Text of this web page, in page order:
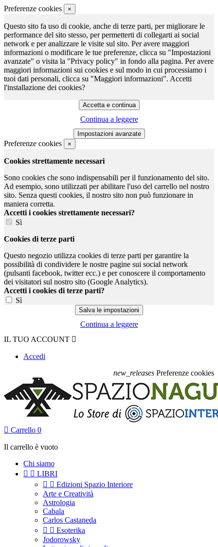
Preferenze cookies ×
Questo sito fa uso di cookie, anche di terze parti, per migliorare le
performance del sito stesso, per permetterti di collegarti ai social
network e per analizzare le visite sul sito. Per avere maggiori
informazioni o modificare le tue preferenze, clicca su "Impostazioni
avanzate" o visita la "Privacy policy" in fondo alla pagina. Per avere
maggiori informazioni sui cookies e sul modo in cui processiamo i
tuoi dati personali, clicca su "Maggiori informazioni". Accetti
l'installazione dei cookies?
Continua a leggere
Preferenze cookies ×
Cookies strettamente necessari
Sono cookies che sono indispensabili per il funzionamento del sito.
Ad esempio, sono utilizzati per abilitare l'uso del carrello nel nostro
sito. Senza questi cookies, il nostro sito non può funzionare in
maniera corretta.
Accetti i cookies strettamente necessari?
Sì
Cookies di terze parti
Questo negozio utilizza cookies di terze parti per garantire la
possibilità di condividere le nostre pagine sui social network
(pulsanti facebook, twitter ecc.) e per conoscere il comportamento
dei visitatori sul nostro sito (Google Analytics).
Accetti i cookies di terze parti?
Sì
Continua a leggere
IL TUO ACCOUNT 
Accedi
new_releases Preferenze cookies
 Carrello 0
Il carrello è vuoto
Chi siamo
  LIBRI
  Edizioni Spazio Interiore
Arte e Creatività
Astrologia
Cabala
Carlos Castaneda
  Esoterika
Jodorowsky